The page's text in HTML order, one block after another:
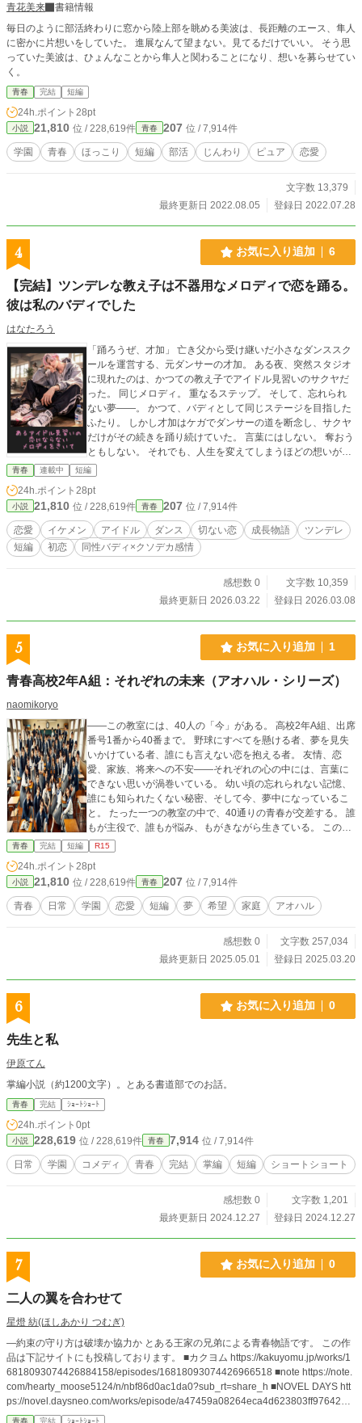
青花美来
書籍情報
毎日のように部活終わりに窓から陸上部を眺める美波は、長距離のエース、隼人
に密かに片想いをしていた。 進展なんて望まない。見てるだけでいい。 そう思
っていた美波は、ひょんなことから隼人と関わることになり、想いを募らせてい
く。
青春 完結 短編
24h.ポイント 28pt
小説 21,810 位 / 228,619件 青春 207 位 / 7,914件
学園 青春 ほっこり 短編 部活 じんわり ピュア 恋愛
文字数 13,379
最終更新日 2022.08.05
登録日 2022.07.28
4 お気に入り追加 6
【完結】ツンデレな教え子は不器用なメロディで恋を踊る。
彼は私のバディでした
はなたろう
「踊ろうぜ、才加」 亡き父から受け継いだ小さなダンススク
ールを運営する、元ダンサーの才加。 ある夜、突然スタジオ
に現れたのは、かつての教え子でアイドル見習いのサクヤだ
った。 同じメロディ。 重なるステップ。 そして、忘れられ
ない夢――。 かつて、バディとして同じステージを目指した
ふたり。 しかし才加はケガでダンサーの道を断念し、サクヤ
だけがその続きを踊り続けていた。 言葉にはしない。 奪おう
ともしない。 それでも、人生を変えてしまうほどの想いがあ
った。 言葉の代わりに踊り続ける、静かで不器用なクソデカ
感情。 これは、夢を諦めた先生と、夢を背負い続けたツンデ
レな元教え子の、恋と青春のストーリー。 サクヤは10年の淡
い恋心から卒業し、次のステージへと進む――。 ※dulcis
〈ドゥルキス〉メンバー・サクヤが、アイドルとして輝く前
の物語。 少年から青年へと成長するまでを描いた、原点とな
るサイドストーリーです。 ※表紙・挿し絵はAIで作成してい
青春 連載中 短編
24h.ポイント 28pt
小説 21,810 位 / 228,619件 青春 207 位 / 7,914件
恋愛 イケメン アイドル ダンス 切ない恋 成長物語
ツンデレ
短編
初恋 同性バディ×クソデカ感情
感想数 0
文字数 10,359
最終更新日 2026.03.22
登録日 2026.03.08
5 お気に入り追加 1
青春高校2年A組：それぞれの未来（アオハル・シリーズ）
naomikoryo
――この教室には、40人の「今」がある。 高校2年A組、出席
番号1番から40番まで。 野球にすべてを懸ける者、夢を見失
いかけている者、誰にも言えない恋を抱える者。 友情、恋
愛、家族、将来への不安——それぞれの心の中には、言葉に
できない思いが渦巻いている。 幼い頃の忘れられない記憶、
誰にも知られたくない秘密、そして今、夢中になっているこ
と。 たった一つの教室の中で、40通りの青春が交差する。 誰
もが主役で、誰もが悩み、もがきながら生きている。 この物
語は、そんな彼らのリアルな「今」を切り取った、40人の青
春記録である。
青春 完結 短編 R15
24h.ポイント 28pt
小説 21,810 位 / 228,619件 青春 207 位 / 7,914件
青春 日常 学園 恋愛 短編 夢 希望 家庭 アオハル
感想数 0
文字数 257,034
最終更新日 2025.05.01
登録日 2025.03.20
6 お気に入り追加 0
先生と私
伊原てん
掌編小説（約1200文字）。とある書道部でのお話。
青春 完結 ｼｮｰﾄｼｮｰﾄ
24h.ポイント 0pt
小説 228,619 位 / 228,619件 青春 7,914 位 / 7,914件
日常 学園 コメディ 青春 完結 掌編 短編 ショートショート
感想数 0
文字数 1,201
最終更新日 2024.12.27
登録日 2024.12.27
7 お気に入り追加 0
二人の翼を合わせて
星燈 紡(ほしあかり つむぎ)
―約束の守り方は破壊か協力か とある王家の兄弟による青春物語です。 この作
品は下記サイトにも投稿しております。 ■カクヨム https://kakuyomu.jp/works/1
6818093074426884158/episodes/16818093074426966518 ■note https://note.
com/hearty_moose5124/n/nbf86d0ac1da0?sub_rt=share_h ■NOVEL DAYS htt
ps://novel.daysneo.com/works/episode/a47459a08264eca4d623803ff97642ed.
html ■ノベルアップ+ https://novelup.plus/story/305333005/879281688 ■小説家